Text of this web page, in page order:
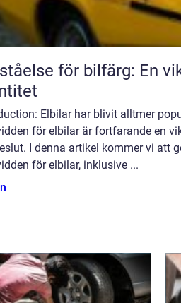
för bilfärg: En
Elbilar har blivit alltmer
för elbilar är fortfarande en
I denna artikel kommer vi att
för elbilar, inklusive ...